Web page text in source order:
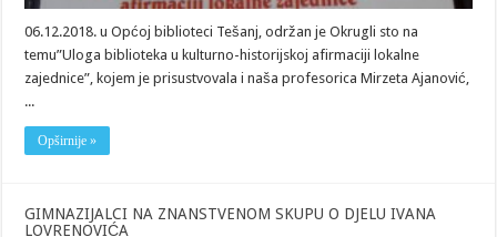
06.12.2018. u Općoj biblioteci Tešanj, održan je Okrugli sto na
temu”Uloga biblioteka u kulturno-historijskoj afirmaciji lokalne
zajednice”, kojem je prisustvovala i naša profesorica Mirzeta Ajanović,
...
Opširnije »
GIMNAZIJALCI NA ZNANSTVENOM SKUPU O DJELU IVANA
LOVRENOVIĆA